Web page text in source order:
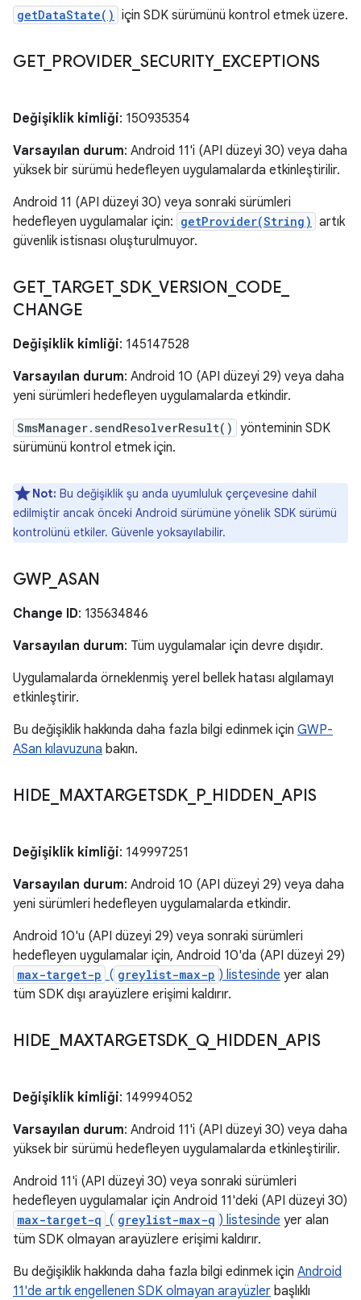
getDataState() için SDK sürümünü kontrol etmek üzere.
GET_ PROVIDER SECURITY_ EXCEPTIONS
Değişiklik kimliği: 150935354
Varsayılan durum: Android 11'i (API düzeyi 30) veya daha
yüksek bir sürümü hedefleyen uygulamalarda etkinleştirilir.
Android 11 (API düzeyi 30) veya sonraki sürümleri
hedefleyen uygulamalar için: getProvider(String) artık
güvenlik istisnası oluşturulmuyor.
GET_ TARGET_SDK_VERSION CODE
CHANGE
Değişiklik kimliği: 145147528
Varsayılan durum: Android 10 (API düzeyi 29) veya daha
yeni sürümleri hedefleyen uygulamalarda etkindir.
SmsManager.sendResolverResult() yönteminin SDK
sürümünü kontrol etmek için.
Not: Bu değişiklik şu anda uyumluluk çerçevesine dahil
edilmiştir ancak önceki Android sürümüne yönelik SDK sürümü
kontrolünü etkiler. Güvenle yoksayılabilir.
GWP_ ASAN
Change ID: 135634846
Varsayılan durum: Tüm uygulamalar için devre dışıdır.
Uygulamalarda örneklenmiş yerel bellek hatası algılamayı
etkinleştirir.
Bu değişiklik hakkında daha fazla bilgi edinmek için GWP-
ASan kılavuzuna bakın.
HIDE MAXTARGETSDK_ P_ HIDDEN _APIS
Değişiklik kimliği: 149997251
Varsayılan durum: Android 10 (API düzeyi 29) veya daha
yeni sürümleri hedefleyen uygulamalarda etkindir.
Android 10'u (API düzeyi 29) veya sonraki sürümleri
hedefleyen uygulamalar için, Android 10'da (API düzeyi 29)
max-target-p ( greylist-max-p ) listesinde yer alan
tüm SDK dışı arayüzlere erişimi kaldırır.
HIDE MAXTARGETSDK_ Q_ HIDDEN _APIS
Değişiklik kimliği: 149994052
Varsayılan durum: Android 11'i (API düzeyi 30) veya daha
yüksek bir sürümü hedefleyen uygulamalarda etkinleştirilir.
Android 11'i (API düzeyi 30) veya sonraki sürümleri
hedefleyen uygulamalar için Android 11'deki (API düzeyi 30)
max-target-q ( greylist-max-q ) listesinde yer alan
tüm SDK olmayan arayüzlere erişimi kaldırır.
Bu değişiklik hakkında daha fazla bilgi edinmek için Android
11'de artık engellenen SDK olmayan arayüzler başlıklı